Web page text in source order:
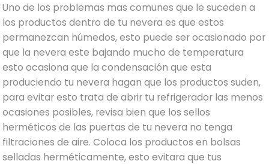
Uno de los problemas mas comunes que le suceden a
los productos dentro de tu nevera es que estos
permanezcan húmedos, esto puede ser ocasionado por
que la nevera este bajando mucho de temperatura
esto ocasiona que la condensación que esta
produciendo tu nevera hagan que los productos suden,
para evitar esto trata de abrir tu refrigerador las menos
ocasiones posibles, revisa bien que los sellos
herméticos de las puertas de tu nevera no tenga
filtraciones de aire. Coloca los productos en bolsas
selladas herméticamente, esto evitara que tus